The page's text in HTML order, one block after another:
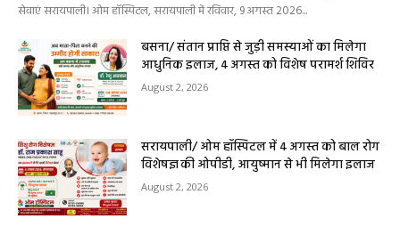
सेवाएं सरायपाली। ओम हॉस्पिटल, सरायपाली में रविवार, 9 अगस्त 2026...
बसना/ संतान प्राप्ति से जुड़ी समस्याओं का मिलेगा
आधुनिक इलाज, 4 अगस्त को विशेष परामर्श शिविर
August 2, 2026
सरायपाली/ ओम हॉस्पिटल में 4 अगस्त को बाल रोग
विशेषज्ञ की ओपीडी, आयुष्मान से भी मिलेगा इलाज
August 2, 2026